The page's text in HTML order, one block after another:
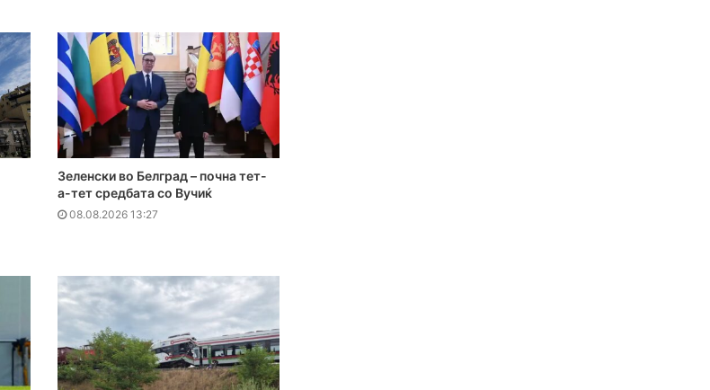
Зеленски во Белград – почна тет-
а-тет средбата со Вучиќ
08.08.2026 13:27